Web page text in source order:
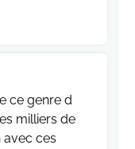
ce genre d
milliers de
ces